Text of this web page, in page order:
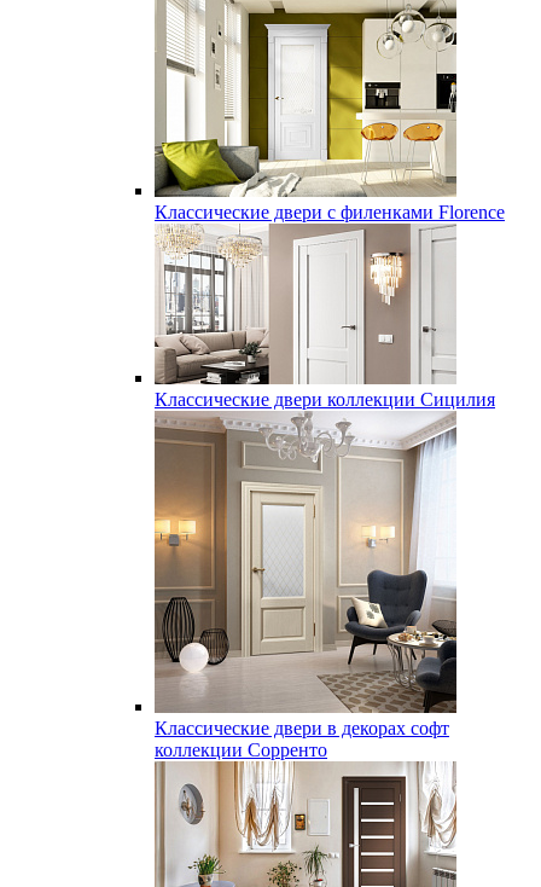
Классические двери с филенками Florence
Классические двери коллекции Сицилия
Классические двери в декорах софт
коллекции Сорренто